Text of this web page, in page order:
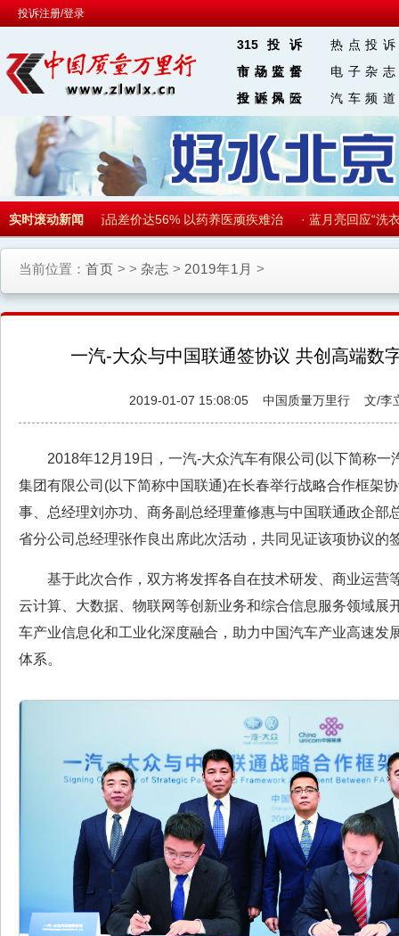
投诉注册/登录
315投诉
热点投诉
食品安全
市场监督
电子杂志
金融保险
投诉风云
汽车频道
实时滚动新闻
·医院药店药品差价达56% 以药养医顽疾难治 蓝月亮回应“洗衣
当前位置： 首页 > > 杂志 > 2019年1月 >
一汽-大众与中国联通签协议 共创高端数
2019-01-07 15:08:05 中国质量万里行 文/李
2018年12月19日，一汽-大众汽车有限公司(以下简称一
集团有限公司(以下简称中国联通)在长春举行战略合作框架
事、总经理刘亦功、商务副总经理董修惠与中国联通政企部
省分公司总经理张作良出席此次活动，共同见证该项协议的
基于此次合作，双方将发挥各自在技术研发、商业运营
云计算、大数据、物联网等创新业务和综合信息服务领域展
车产业信息化和工业化深度融合，助力中国汽车产业高速发
体系。